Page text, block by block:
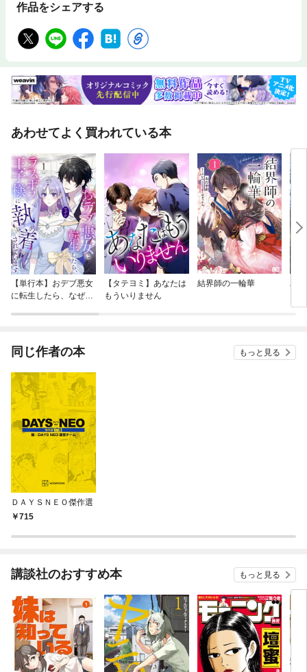
作品をシェアする
あわせてよく買われている本
【単行本】おデブ悪女
に転生したら、なぜか
【タテヨミ】あなたは
もういりません
結界師の一輪華
バ
今
同じ作者の本 もっと見る
ＤＡＹＳＮＥＯ傑作選
715
講談社のおすすめ本 もっと見る